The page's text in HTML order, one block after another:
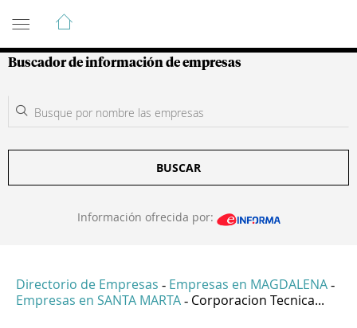
Guía de Empresas Colombianas
Buscador de información de empresas
BUSCAR
Información ofrecida por:
Directorio de Empresas - Empresas en MAGDALENA -
Empresas en SANTA MARTA - Corporacion Tecnica...